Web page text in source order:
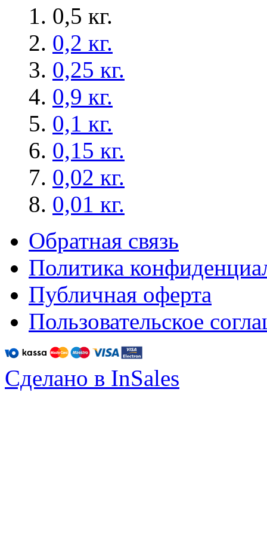
0,5 кг.
0,2 кг.
0,25 кг.
0,9 кг.
0,1 кг.
0,15 кг.
0,02 кг.
0,01 кг.
Обратная связь
Политика
Публичная оферта
Пользовательское
Сделано в InSales